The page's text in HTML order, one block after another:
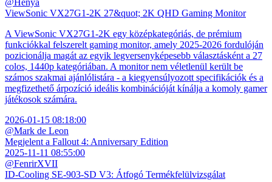
ViewSonic VX27G1-2K 27&quot; 2K QHD Gaming Monitor
A ViewSonic VX27G1-2K egy középkategóriás, de prémium
funkciókkal felszerelt gaming monitor, amely 2025-2026 fordulóján
pozicionálja magát az egyik legversenyképesebb választásként a 27
colos, 1440p kategóriában. A monitor nem véletlenül került be
számos szakmai ajánlólistára - a kiegyensúlyozott specifikációk és a
megfizethető árpozíció ideális kombinációját kínálja a komoly gamer
játékosok számára.
2026-01-15 08:18:00
@Mark de Leon
Megjelent a Fallout 4: Anniversary Edition
2025-11-11 08:55:00
@FenrirXVII
ID-Cooling SE-903-SD V3: Átfogó Termékfelülvizsgálat